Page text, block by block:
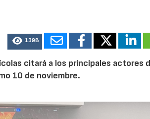
1398
citará a los principales actores
10 de noviembre.